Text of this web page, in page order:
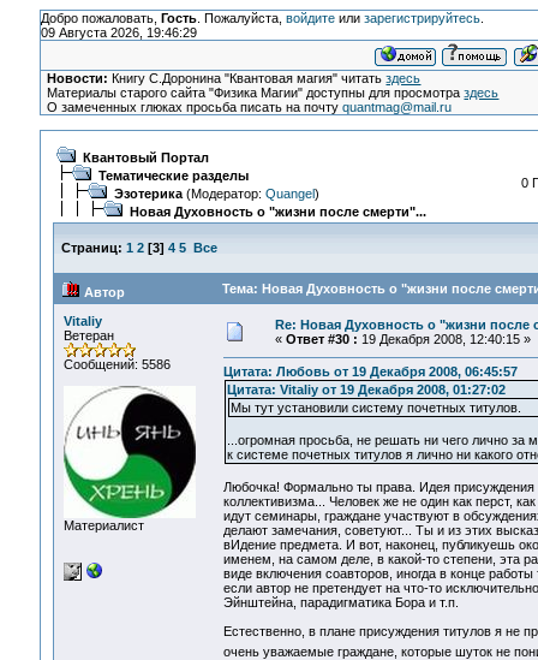
Добро пожаловать, Гость. Пожалуйста, войдитеили зарегистрируйтесь.
09 Августа 2026, 19:46:29
Новости: Книгу С.Доронина "Квантовая магия" читатьздесь
Материалы старого сайта "Физика Магии" доступны для просмотраздесь
О замеченных глюках просьба писать на почтуquantmag@mail.ru
Квантовый Портал
Тематические разделы
Эзотерика(Модератор: Quangel)
Новая Духовность о "жизни после смерти"...
0
Страниц: 1 2[3] 4 5 Все
Автор Тема: Новая Духовность о "жизни после
Vitaliy
Ветеран
Сообщений: 5586
Материалист
Re: Новая Духовность о "жизни после
« Ответ #30 : 19 Декабря 2008, 12:40:15 »
Цитата: Любовь от 19 Декабря 2008, 06:45:57
Цитата: Vitaliy от 19 Декабря 2008, 01:27:02
Мы тут установили систему почетных титулов.
...огромная просьба, не решать ни чего лично за
к системе почетных титулов я лично ни какого
Любочка! Формально ты права. Идея
коллективизма... Человек же не один как перст,
идут семинары, граждане участвуют в
делают замечания, советуют... Ты и из этих
вИдение предмета. И вот, наконец, публикуешь
именем, на самом деле, в какой-то степени, эта
виде включения соавторов, иногда в конце
если автор не претендует на что-то
Эйнштейна, парадигматика Бора и т.п.
Естественно, в плане присуждения титулов я не
очень уважаемые граждане, которые шуток не